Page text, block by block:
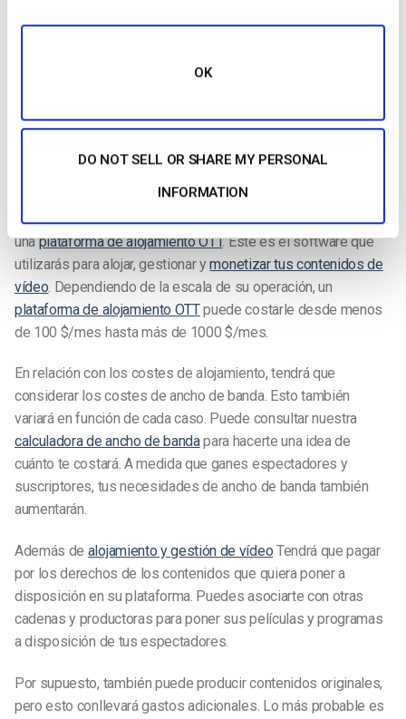
OK
DO NOT SELL OR SHARE MY PERSONAL
INFORMATION
plataforma.
Para empezar, tendrás que invertir en el
que ser mantenidos a lo largo del tiempo, y su coste
dependerá de si subcontrata el trabajo o si cuenta con un
La siguiente inversión importante que tendrá que hacer es en
unaplataforma de alojamiento OTT. Este es el software que
utilizarás para alojar, gestionar ymonetizar tus contenidos de
vídeo . Dependiendo de la escala de su operación, un
plataforma de alojamiento OTTpuede costarle desde menos
de 100 $/mes hasta más de 1000 $/mes.
En relación con los costes de alojamiento, tendrá que
considerar los costes de ancho de banda. Esto también
variará en función de cada caso. Puede consultar nuestra
calculadora de ancho de bandapara hacerte una idea de
cuánto te costará. A medida que ganes espectadores y
suscriptores, tus necesidades de ancho de banda también
aumentarán.
Además de alojamiento y gestión de vídeo Tendrá que pagar
por los derechos de los contenidos que quiera poner a
disposición en su plataforma. Puedes asociarte con otras
cadenas y productoras para poner sus películas y programas
a disposición de tus espectadores.
Por supuesto, también puede producir contenidos originales,
pero esto conllevará gastos adicionales. Lo más probable es